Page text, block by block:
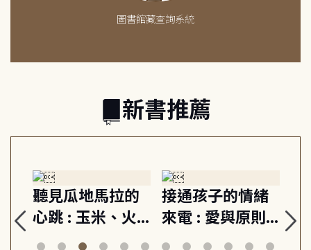
圖書館藏查詢系統
新書推薦
聽見瓜地馬拉的
心跳 : 玉米、火
山與信仰, 外交官
接通孩子的情緒
來電 : 愛與原則,
建立教養的安定
關